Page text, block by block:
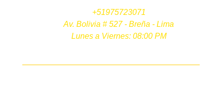
+51975723071
Av. Bolivia # 527 - Breña - Lima
Lunes a Viernes: 08:00 PM